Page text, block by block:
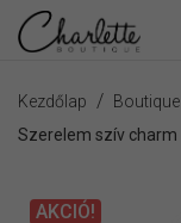
Kezdőlap / Boutique
Szerelem szív charm
AKCIÓ!